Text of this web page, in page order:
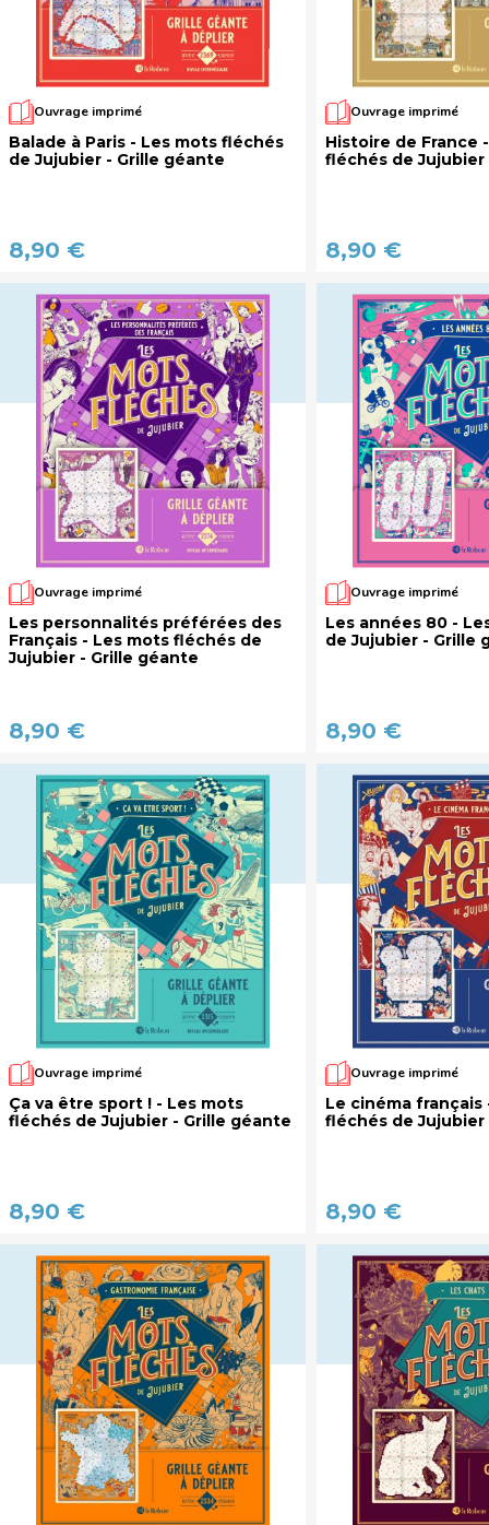
Ouvrage imprimé
Balade à Paris - Les mots fléchés
de Jujubier - Grille géante
8,90 €
Ouvrage imprimé
Histoire de France
fléchés de
8,90 €
Ouvrage imprimé
Les personnalités préférées des
Français - Les mots fléchés de
Jujubier - Grille géante
8,90 €
Ouvrage imprimé
Les années 80 -
de Jujubier - Grille
8,90 €
Ouvrage imprimé
Ça va être sport ! - Les mots
fléchés de Jujubier - Grille géante
8,90 €
Ouvrage imprimé
Le cinéma français
fléchés de
8,90 €